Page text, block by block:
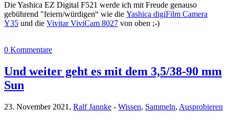
Die Yashica EZ Digital F521 werde ich mit Freude genauso
gebührend "feiern/würdigen“ wie die Yashica digiFilm Camera
Y35 und die Vivitar ViviCam 8027 von oben ;-)
0 Kommentare
Und weiter geht es mit dem 3,5/38-90 mm
Sun
23. November 2021, Ralf Jannke - Wissen, Sammeln, Ausprobieren